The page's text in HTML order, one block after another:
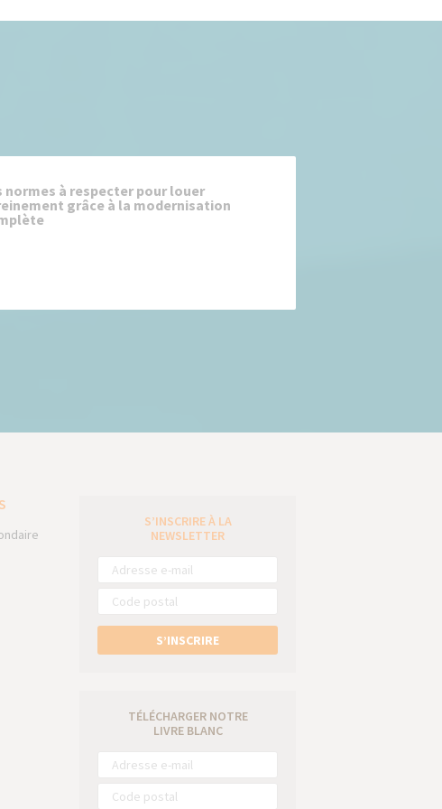
normes à respecter pour louer
grâce à la modernisation
S’INSCRIRE À LA
NEWSLETTER
S’INSCRIRE
TÉLÉCHARGER NOTRE
LIVRE BLANC